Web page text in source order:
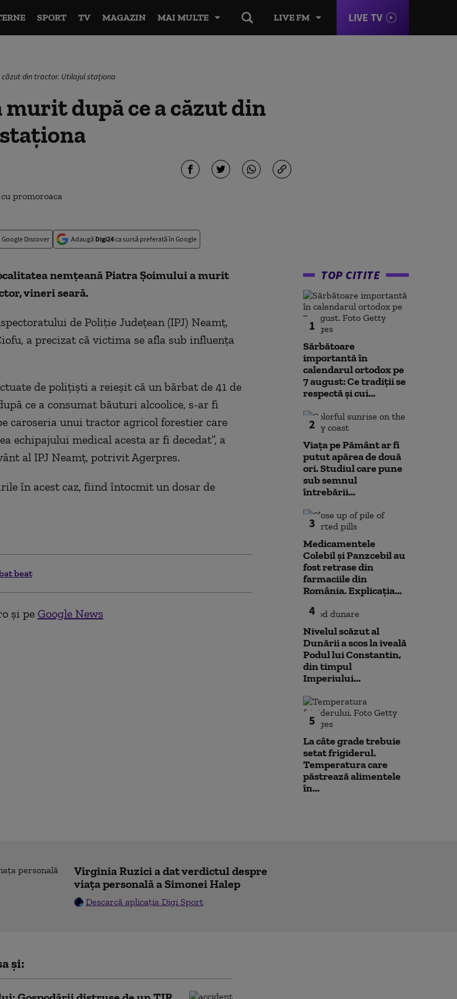
LIVE FM LIVE TV
SPORT TV MAGAZIN MAI MULTE
din tractor. Utilajul staționa
murit după ce a căzut din
Google Discover Adaugă Digi24ca sursă preferată în Google
nemțeană Piatra Şoimului a murit
vineri seară.
de Poliţie Judeţean (IPJ) Neamţ,
a precizat că victima se afla sub influenţa
de poliţişti a reieşit că un bărbat de 41 de
ce a consumat băuturi alcoolice, s-ar fi
caroseria unui tractor agricol forestier care
echipajului medical acesta ar fi decedat”, a
al IPJ Neamţ, potrivit Agerpres.
în acest caz, fiind întocmit un dosar de
beat
și pe Google News
TOP CITITE
1
Sărbătoare
importantă în
calendarul ortodox pe
7 august: Ce tradiții se
respectă și cui...
2
Viața pe Pământ ar fi
putut apărea de două
ori. Studiul care pune
sub semnul
întrebării...
3
Medicamentele
Colebil și Panzcebil au
fost retrase din
farmaciile din
România. Explicația...
4
Nivelul scăzut al
Dunării a scos la iveală
Podul lui Constantin,
din timpul
Imperiului...
5
La câte grade trebuie
setat frigiderul.
Temperatura care
păstrează alimentele
în...
Virginia Ruzici a dat verdictul despre
viața personală a Simonei Halep
Descarcă aplicația Digi Sport
și: